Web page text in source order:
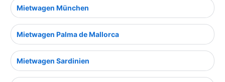
Mietwagen München
Mietwagen Palma de Mallorca
Mietwagen Sardinien